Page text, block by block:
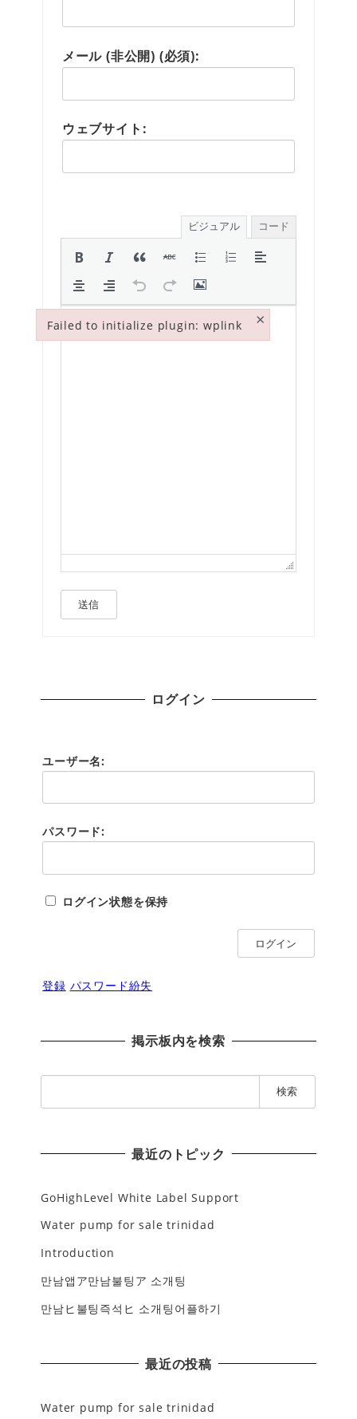
メール (非公開) (必須):
ウェブサイト:
ビジュアル コード
送信
ログイン
ユーザー名:
パスワード:
ログイン状態を保持
ログイン
登録 パスワード紛失
掲示板内を検索
索
最近のトピック
GoHighLevel White Label Support
Water pump for sale trinidad
Introduction
만남앱ア만남불팅ア 소개팅
만남ヒ불팅즉석ヒ 소개팅어플하기
最近の投稿
Water pump for sale trinidad
Failed to initialize plugin: wplink ×
Failed to initialize plugin: wplink